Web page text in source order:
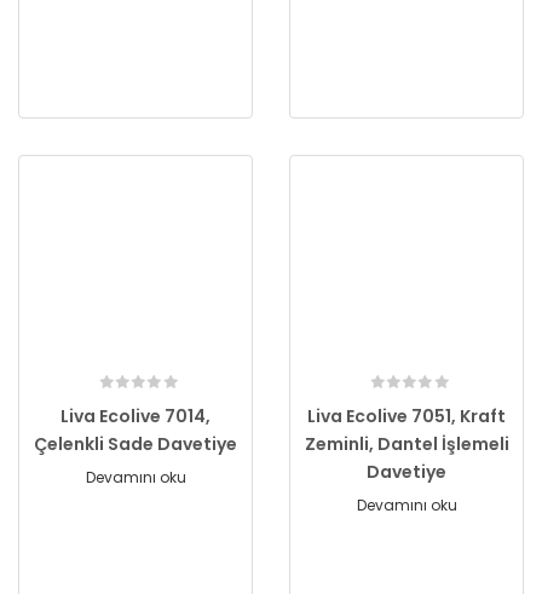
Liva Ecolive 7014,
Çelenkli Sade Davetiye
Devamını oku
Liva Ecolive 7051, Kraft
Zeminli, Dantel İşlemeli
Davetiye
Devamını oku